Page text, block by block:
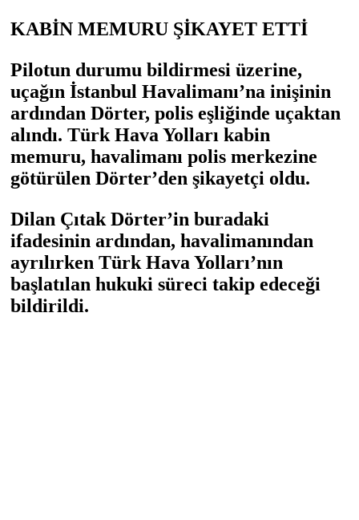
KABİN MEMURU ŞİKAYET ETTİ
Pilotun durumu bildirmesi üzerine,
uçağın İstanbul Havalimanı’na inişinin
ardından Dörter, polis eşliğinde uçaktan
alındı. Türk Hava Yolları kabin
memuru, havalimanı polis merkezine
götürülen Dörter’den şikayetçi oldu.
Dilan Çıtak Dörter’in buradaki
ifadesinin ardından, havalimanından
ayrılırken Türk Hava Yolları’nın
başlatılan hukuki süreci takip edeceği
bildirildi.